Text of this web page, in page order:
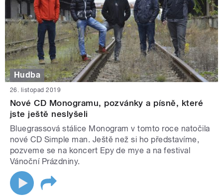
Hudba
26. listopad 2019
Nové CD Monogramu, pozvánky a písně, které
jste ještě neslyšeli
Bluegrassová stálice Monogram v tomto roce natočila
nové CD Simple man. Ještě než si ho představíme,
pozveme se na koncert Epy de mye a na festival
Vánoční Prázdniny.